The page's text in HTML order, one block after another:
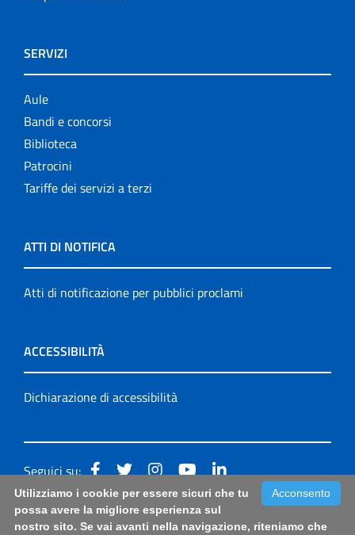
SERVIZI
Aule
Bandi e concorsi
Biblioteca
Patrocini
Tariffe dei servizi a terzi
ATTI DI NOTIFICA
Atti di notificazione per pubblici proclami
ACCESSIBILITÀ
Dichiarazione di accessibilità
Seguici su:
Accessibilità: form di segnalazione di prima istanza per
questa pagina|Note Legali | Sitemap
Acconsento
Utilizziamo i cookie per essere sicuri che tu
possa avere la migliore esperienza sul
nostro sito. Se vai avanti nella navigazione, riteniamo che